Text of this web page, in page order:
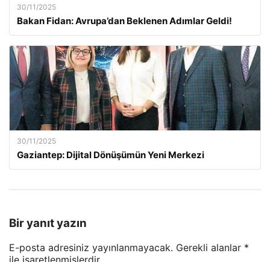
30/11/2025
Bakan Fidan: Avrupa’dan Beklenen Adımlar Geldi!
30/11/2025
Gaziantep: Dijital Dönüşümün Yeni Merkezi
Bir yanıt yazın
E-posta adresiniz yayınlanmayacak. Gerekli alanlar *
ile işaretlenmişlerdir